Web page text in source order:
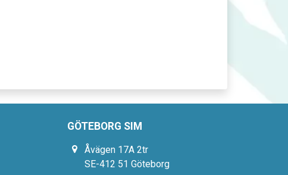
GÖTEBORG SIM
Åvägen 17A 2tr
SE-412 51 Göteborg